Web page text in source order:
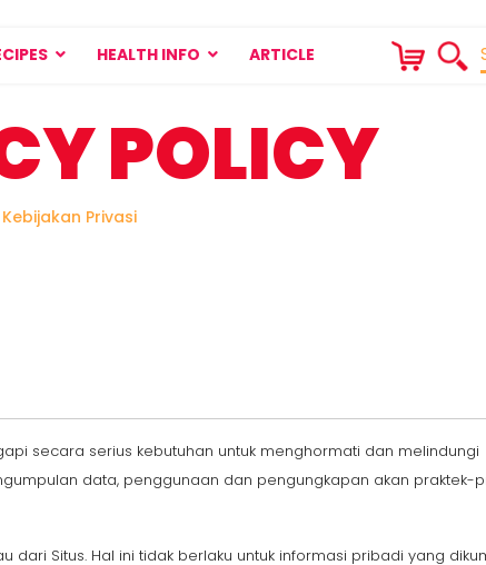
HEALTH INFO ARTICLE
POLICY
Kebijakan Privasi
secara serius kebutuhan untuk menghormati dan
data, penggunaan dan pengungkapan akan praktek-
Situs. Hal ini tidak berlaku untuk informasi pribadi yang